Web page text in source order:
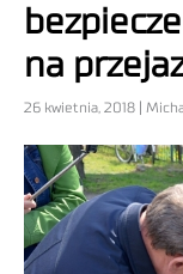
na
26 kwietnia, 2018 |